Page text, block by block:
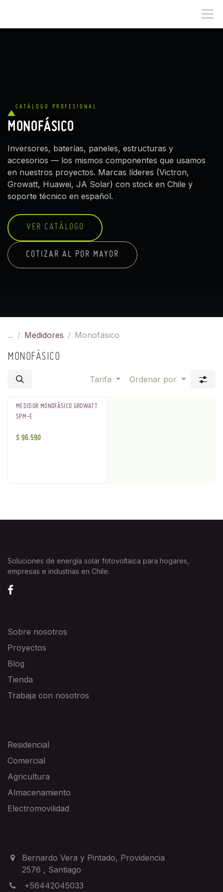
CATÁLOGO PROFESIONAL
MONOFÁSICO
Inversores, baterías, paneles, estructuras y
accesorios — los mismos componentes que usamos
en nuestros proyectos. Marcas líderes (Victron,
Growatt, Huawei, JA Solar) con stock en Chile y
soporte técnico en español.
VER CATÁLOGO
COTIZAR AL POR MAYOR
... Medidores Monofásico
MONOFÁSICO
Tarifa Ordenar por
MEDIDOR MONOFÁSICO GROWATT
SPM-E
$ 96.590
Soluciones de energía solar fotovoltaica para hogares,
empresas e industrias en Chile.
Sobre nosotros
Proyectos
Blog
Tienda
Trabaja con nosotros
Residencial
Comercial
Agricultura
Almacenamiento
Electromovilidad
Bernardo Vera y Pintado, Providencia
2576 , Santiago
+56442045033